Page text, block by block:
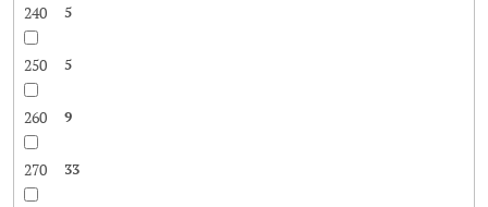
240 5
250 5
260 9
270 33